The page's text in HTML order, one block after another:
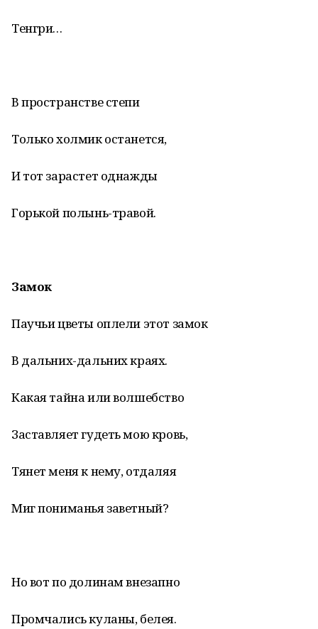
Тенгри…
В пространстве степи
Только холмик останется,
И тот зарастет однажды
Горькой полынь-травой.
Замок
Паучьи цветы оплели этот замок
В дальних-дальних краях.
Какая тайна или волшебство
Заставляет гудеть мою кровь,
Тянет меня к нему, отдаляя
Миг пониманья заветный?
Но вот по долинам внезапно
Промчались куланы, белея.